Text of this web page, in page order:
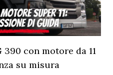
con motore da 11
su misura